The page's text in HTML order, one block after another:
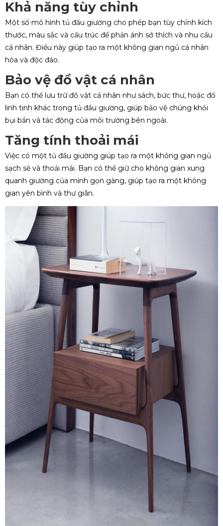
Khả năng tùy chỉnh
Một số mô hình tủ đầu giường cho phép bạn tùy chỉnh kích
thước, màu sắc và cấu trúc để phản ánh sở thích và nhu cầu
cá nhân. Điều này giúp tạo ra một không gian ngủ cá nhân
hóa và độc đáo.
Bảo vệ đồ vật cá nhân
Bạn có thể lưu trữ đồ vật cá nhân như sách, bức thư, hoặc đồ
linh tinh khác trong tủ đầu giường, giúp bảo vệ chúng khỏi
bụi bẩn và tác động của môi trường bên ngoài.
Tăng tính thoải mái
Việc có một tủ đầu giường giúp tạo ra một không gian ngủ
sạch sẽ và thoải mái. Bạn có thể giữ cho không gian xung
quanh giường của mình gọn gàng, giúp tạo ra một không
gian yên bình và thư giãn.